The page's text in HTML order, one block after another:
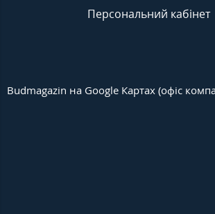
Персональний кабінет
Budmagazin на Google Картах (офіс